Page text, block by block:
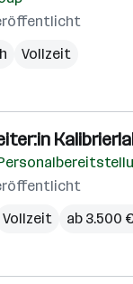
Vollzeit
Vollzeit ab 3.500